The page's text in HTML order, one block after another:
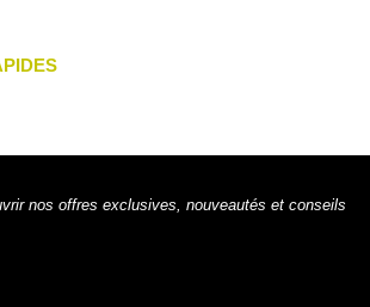
nos offres exclusives, nouveautés et conseils